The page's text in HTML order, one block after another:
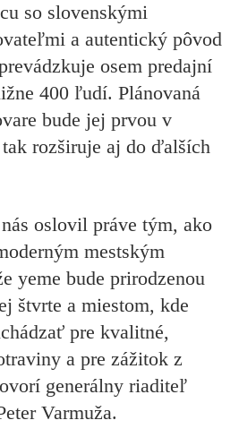
so slovenskými
a autentický pôvod
osem predajní
400 ľudí. Plánovaná
bude jej prvou v
rozširuje aj do ďalších
oslovil práve tým, ako
mestským
yeme bude prirodzenou
štvrte a miestom, kde
pre kvalitné,
a pre zážitok z
generálny riaditeľ
Varmuža.